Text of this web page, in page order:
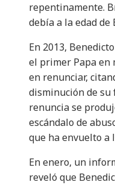
repentinamente.
debía a la edad de
En 2013,
el primer Papa en
en renunciar,
disminución de su
renuncia se
escándalo de
que ha envuelto a
En enero, un
reveló que